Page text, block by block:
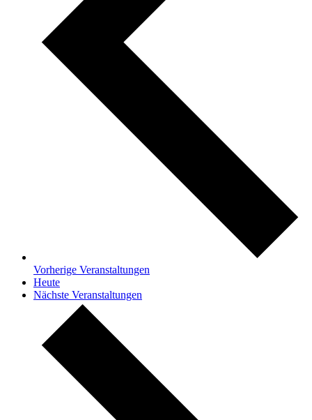
Vorherige Veranstaltungen
Heute
Nächste Veranstaltungen